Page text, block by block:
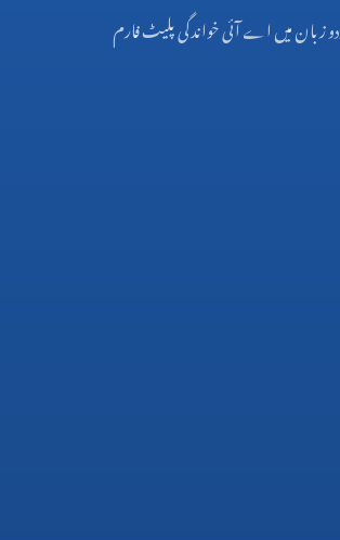
زبان میں اے آئی خواندگی پلیٹ فارم